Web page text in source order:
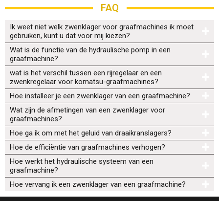
FAQ
Ik weet niet welk zwenklager voor graafmachines ik moet
gebruiken, kunt u dat voor mij kiezen?
Wat is de functie van de hydraulische pomp in een
graafmachine?
wat is het verschil tussen een rijregelaar en een
zwenkregelaar voor komatsu-graafmachines?
Hoe installeer je een zwenklager van een graafmachine?
Wat zijn de afmetingen van een zwenklager voor
graafmachines?
Hoe ga ik om met het geluid van draaikranslagers?
Hoe de efficiëntie van graafmachines verhogen?
Hoe werkt het hydraulische systeem van een
graafmachine?
Hoe vervang ik een zwenklager van een graafmachine?